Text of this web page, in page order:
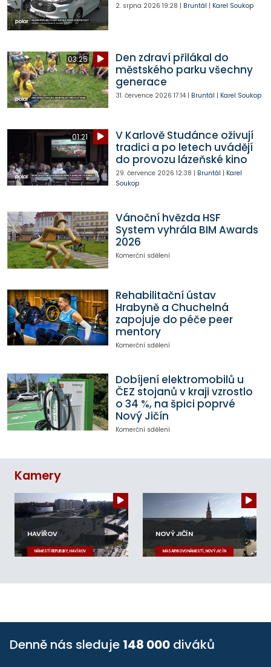
2. srpna 2026 19:28 | Bruntál | Karel Soukop
03:25
Den zdraví přilákal do
městského parku všechny
generace
31. července 2026 17:14| Bruntál | Karel Soukop
01:21
V Karlově Studánce oživují
tradici a po letech uvádějí
do provozu lázeňské kino
29. července 2026 12:38 | Bruntál | Karel
Soukop
Vánoční hvězda HSF
System vyhrála BIM Awards
2026
Komerční sdělení
Rehabilitační ústav
Hrabyně a Chuchelná
zapojuje do péče peer
mentory
Komerční sdělení
Dobíjení elektromobilů u
ČEZ stojanů v kraji vzrostlo
o 34 %, na špici poprvé
Nový Jičín
Komerční sdělení
Kamery
HAVÍŘOV
NÁMĚSTÍ REPUBLIKY, HAVÍŘOV
NOVÝ JIČÍN
MASARYKOVO NÁMĚSTÍ, NOVÝ JIČÍN
Denně nás sleduje 148 000 diváků